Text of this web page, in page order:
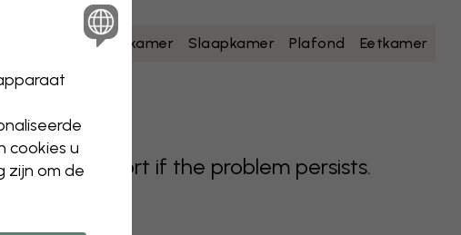
Badkamer Slaapkamer Plafond Eetkamer
support if the problem persists.
cookies u
zijn om de